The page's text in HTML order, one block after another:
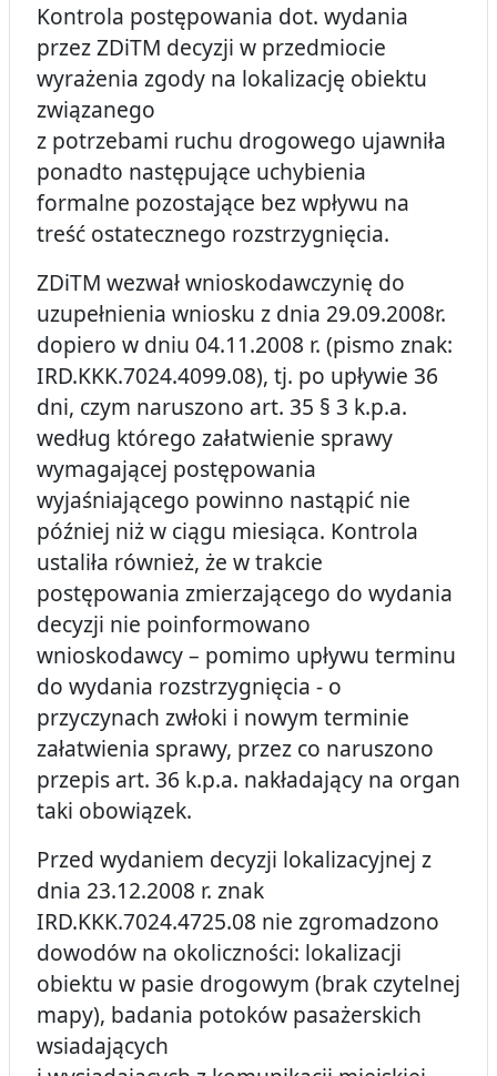
Kontrola postępowania dot. wydania
przez ZDiTM decyzji w przedmiocie
wyrażenia zgody na lokalizację obiektu
związanego
z potrzebami ruchu drogowego ujawniła
ponadto następujące uchybienia
formalne pozostające bez wpływu na
treść ostatecznego rozstrzygnięcia.
ZDiTM wezwał wnioskodawczynię do
uzupełnienia wniosku z dnia 29.09.2008r.
dopiero w dniu 04.11.2008 r. (pismo znak:
IRD.KKK.7024.4099.08), tj. po upływie 36
dni, czym naruszono art. 35 § 3 k.p.a.
według którego załatwienie sprawy
wymagającej postępowania
wyjaśniającego powinno nastąpić nie
później niż w ciągu miesiąca. Kontrola
ustaliła również, że w trakcie
postępowania zmierzającego do wydania
decyzji nie poinformowano
wnioskodawcy – pomimo upływu terminu
do wydania rozstrzygnięcia - o
przyczynach zwłoki i nowym terminie
załatwienia sprawy, przez co naruszono
przepis art. 36 k.p.a. nakładający na organ
taki obowiązek.
Przed wydaniem decyzji lokalizacyjnej z
dnia 23.12.2008 r. znak
IRD.KKK.7024.4725.08 nie zgromadzono
dowodów na okoliczności: lokalizacji
obiektu w pasie drogowym (brak czytelnej
mapy), badania potoków pasażerskich
wsiadających